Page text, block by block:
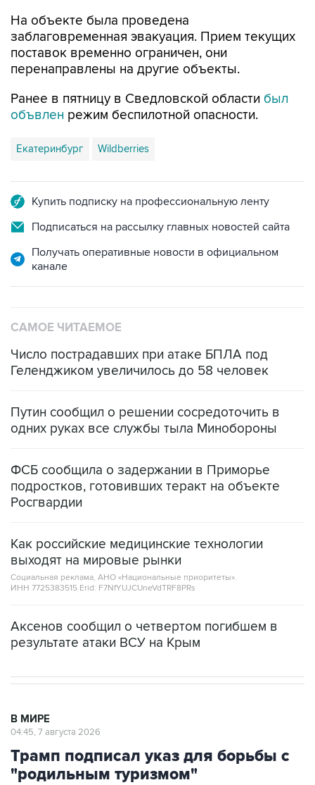
На объекте была проведена
заблаговременная эвакуация. Прием текущих
поставок временно ограничен, они
перенаправлены на другие объекты.
Ранее в пятницу в Сведловской области был
объвлен режим беспилотной опасности.
Екатеринбург Wildberries
Купить подписку на профессиональную ленту
Подписаться на рассылку главных новостей сайта
Получать оперативные новости в официальном
канале
САМОЕ ЧИТАЕМОЕ
Число пострадавших при атаке БПЛА под
Геленджиком увеличилось до 58 человек
Путин сообщил о решении сосредоточить в
одних руках все службы тыла Минобороны
ФСБ сообщила о задержании в Приморье
подростков, готовивших теракт на объекте
Росгвардии
Как российские медицинские технологии
выходят на мировые рынки
Социальная реклама, АНО «Национальные приоритеты».
ИНН 7725383515 Erid: F7NfYUJCUneVdTRF8PRs
Аксенов сообщил о четвертом погибшем в
результате атаки ВСУ на Крым
В МИРЕ
04:45, 7 августа 2026
Трамп подписал указ для борьбы с
"родильным туризмом"